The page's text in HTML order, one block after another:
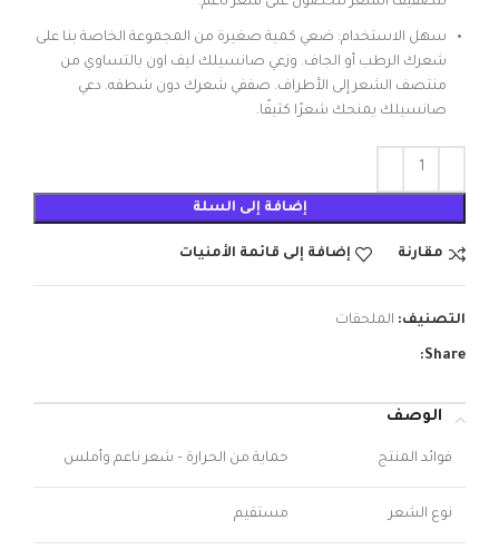
سهل الاستخدام: ضعي كمية صغيرة من المجموعة الخاصة بنا على
شعرك الرطب أو الجاف. وزعي صانسيلك ليف اون بالتساوي من
منتصف الشعر إلى الأطراف. صففي شعرك دون شطفه. دعي
صانسيلك يمنحك شعرًا كثيفًا.
إضافة إلى السلة
مقارنة إضافة إلى قائمة الأمنيات
التصنيف: الملحقات
Share:
الوصف
فوائد المنتج حماية من الحرارة – شعر ناعم وأملس
نوع الشعر مستقيم